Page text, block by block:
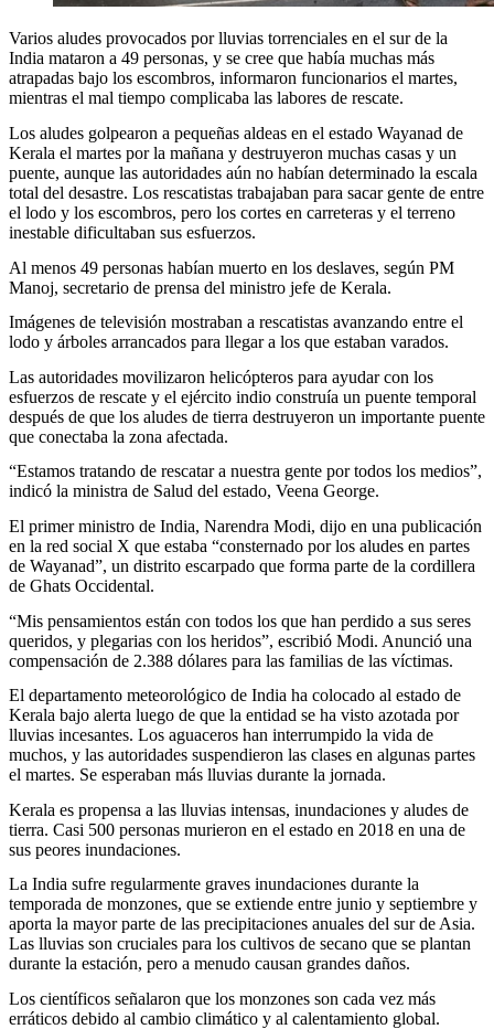
Varios aludes provocados por lluvias torrenciales en el sur de la
India mataron a 49 personas, y se cree que había muchas más
atrapadas bajo los escombros, informaron funcionarios el martes,
mientras el mal tiempo complicaba las labores de rescate.
Los aludes golpearon a pequeñas aldeas en el estado Wayanad de
Kerala el martes por la mañana y destruyeron muchas casas y un
puente, aunque las autoridades aún no habían determinado la escala
total del desastre. Los rescatistas trabajaban para sacar gente de entre
el lodo y los escombros, pero los cortes en carreteras y el terreno
inestable dificultaban sus esfuerzos.
Al menos 49 personas habían muerto en los deslaves, según PM
Manoj, secretario de prensa del ministro jefe de Kerala.
Imágenes de televisión mostraban a rescatistas avanzando entre el
lodo y árboles arrancados para llegar a los que estaban varados.
Las autoridades movilizaron helicópteros para ayudar con los
esfuerzos de rescate y el ejército indio construía un puente temporal
después de que los aludes de tierra destruyeron un importante puente
que conectaba la zona afectada.
“Estamos tratando de rescatar a nuestra gente por todos los medios”,
indicó la ministra de Salud del estado, Veena George.
El primer ministro de India, Narendra Modi, dijo en una publicación
en la red social X que estaba “consternado por los aludes en partes
de Wayanad”, un distrito escarpado que forma parte de la cordillera
de Ghats Occidental.
“Mis pensamientos están con todos los que han perdido a sus seres
queridos, y plegarias con los heridos”, escribió Modi. Anunció una
compensación de 2.388 dólares para las familias de las víctimas.
El departamento meteorológico de India ha colocado al estado de
Kerala bajo alerta luego de que la entidad se ha visto azotada por
lluvias incesantes. Los aguaceros han interrumpido la vida de
muchos, y las autoridades suspendieron las clases en algunas partes
el martes. Se esperaban más lluvias durante la jornada.
Kerala es propensa a las lluvias intensas, inundaciones y aludes de
tierra. Casi 500 personas murieron en el estado en 2018 en una de
sus peores inundaciones.
La India sufre regularmente graves inundaciones durante la
temporada de monzones, que se extiende entre junio y septiembre y
aporta la mayor parte de las precipitaciones anuales del sur de Asia.
Las lluvias son cruciales para los cultivos de secano que se plantan
durante la estación, pero a menudo causan grandes daños.
Los científicos señalaron que los monzones son cada vez más
erráticos debido al cambio climático y al calentamiento global.